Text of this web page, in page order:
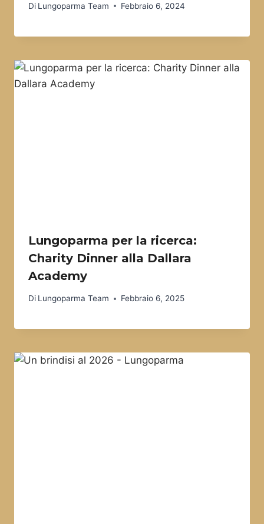
Di Lungoparma Team Febbraio 6, 2024
Lungoparma per la ricerca:
Charity Dinner alla Dallara
Academy
Di Lungoparma Team Febbraio 6, 2025